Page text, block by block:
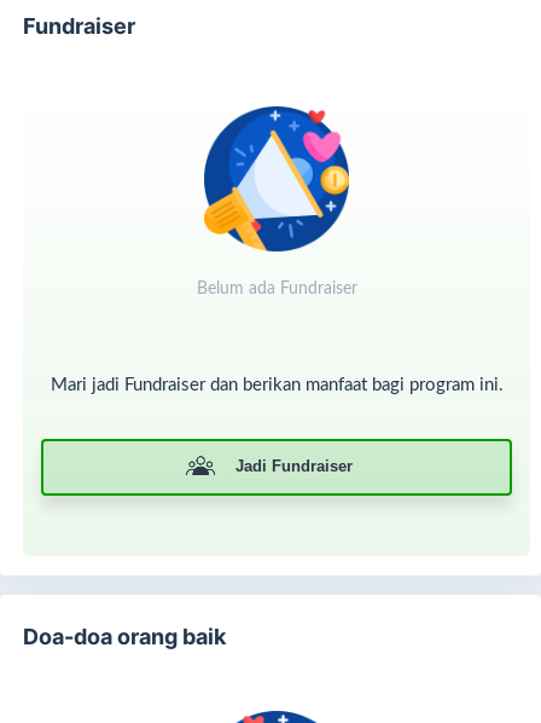
bukan hanya ibadah yang kita tunaikan,
untuk saudara-saudara kita di pelosok negeri.
Mari kirimkan kurban terbaik kita.
Fundraiser
Belum ada Fundraiser
Mari jadi Fundraiser dan berikan manfaat bagi program ini.
Jadi Fundraiser
Doa-doa orang baik